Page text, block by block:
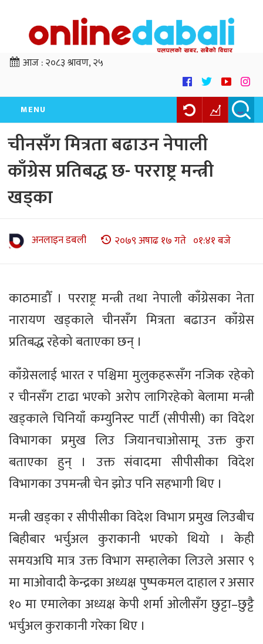
आज :२०८३ श्रावण, २५
MENU
चीनसँग मित्रता बढाउन नेपाली
काँग्रेस प्रतिबद्ध छ- परराष्ट्र मन्त्री
खड्का
अनलाइन डबली २०७९ अषाढ १७ गते ०१:४१ बजे
काठमाडौँ । परराष्ट्र मन्त्री तथा नेपाली काँग्रेसका नेता
नारायण खड्काले चीनसँग मित्रता बढाउन काँग्रेस
प्रतिबद्ध रहेको बताएका छन् ।
काँग्रेसलाई भारत र पश्चिमा मुलुकहरूसँग नजिक रहेको
र चीनसँग टाढा भएको अरोप लागिरहेको बेलामा मन्त्री
खड्काले चिनियाँ कम्युनिस्ट पार्टी (सीपीसी) का विदेश
विभागका प्रमुख लिउ जियानचाओसामू उक्त कुरा
बताएका हुन् । उक्त संवादमा सीपीसीका विदेश
विभागका उपमन्त्री चेन झोउ पनि सहभागी थिए ।
मन्त्री खड्का र सीपीसीका विदेश विभाग प्रमुख लिउबीच
बिहीबार भर्चुअल कुराकानी भएको थियो । केही
समयअघि मात्र उक्त विभाग सम्हालेका लिउले असार ९
मा माओवादी केन्द्रका अध्यक्ष पुष्पकमल दाहाल र असार
१० मा एमालेका अध्यक्ष केपी शर्मा ओलीसँग छुट्टा–छुट्टै
भर्चुअल कुराकानी गरेका थिए ।